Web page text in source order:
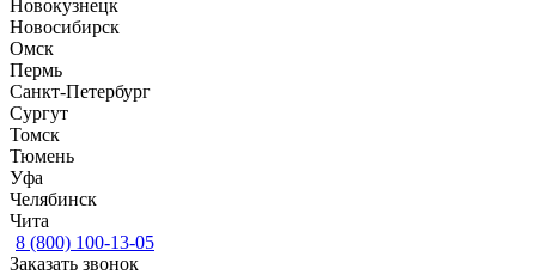
Новокузнецк
Новосибирск
Омск
Пермь
Санкт-Петербург
Сургут
Томск
Тюмень
Уфа
Челябинск
Чита
8 (800) 100-13-05
Заказать звонок